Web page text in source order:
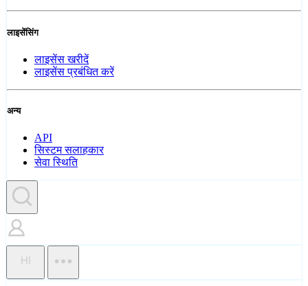
लाइसेंसिंग
लाइसेंस खरीदें
लाइसेंस प्रबंधित करें
अन्य
API
सिस्टम सलाहकार
सेवा स्थिति
HI